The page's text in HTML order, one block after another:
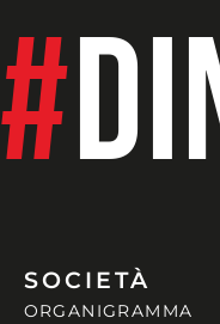
#
SOCIETÀ
ORGANIGRAMMA